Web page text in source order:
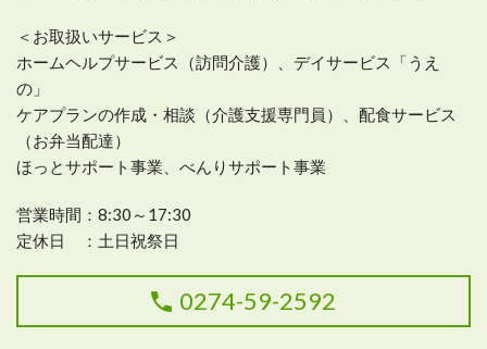
＜お取扱いサービス＞
ホームヘルプサービス（訪問介護）、デイサービス「うえ
の」
ケアプランの作成・相談（介護支援専門員）、配食サービス
（お弁当配達）
ほっとサポート事業、べんりサポート事業
営業時間： 8:30～17:30
定休日 ：土日祝祭日
0274-59-2592